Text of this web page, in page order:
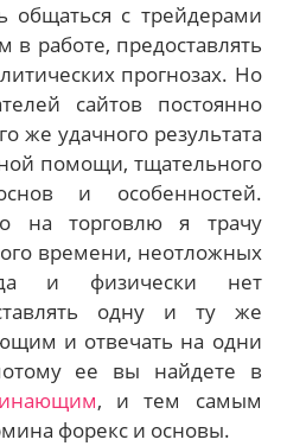
общаться с трейдерами
в работе, предоставлять
прогнозах. Но
сайтов постоянно
же удачного результата
помощи, тщательного
и особенностей.
на торговлю я трачу
времени, неотложных
и физически нет
одну и ту же
и отвечать на одни
ее вы найдете в
, и тем самым
форекс и основы.